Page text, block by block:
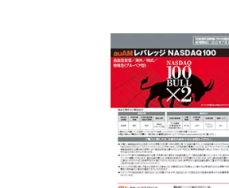
機関投資家のみなさまへ